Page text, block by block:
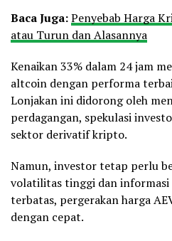
Baca Juga:Penyebab Harga
atau Turun dan Alasannya
Kenaikan 33% dalam 24 jam
altcoin dengan performa
Lonjakan ini didorong oleh
perdagangan, spekulasi
sektor derivatif kripto.
Namun, investor tetap perlu
volatilitas tinggi dan informasi
terbatas, pergerakan harga
dengan cepat.